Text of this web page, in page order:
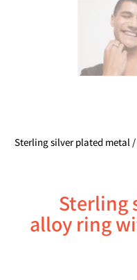
/ Sterling silver plated metal
Sterling
alloy ring